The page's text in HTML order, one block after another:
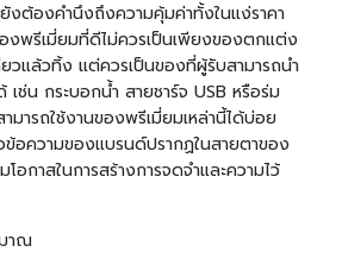
งต้องคำนึงถึงความคุ้มค่าทั้งในแง่ราคา
งพรีเมี่ยมที่ดีไม่ควรเป็นเพียงของตกแต่ง
วแล้วทิ้ง แต่ควรเป็นของที่ผู้รับสามารถนำ
เช่น กระบอกน้ำสายชาร์จ USB หรือร่ม
ารถใช้งานของพรีเมี่ยมเหล่านี้ได้บ่อย
ข้อความของแบรนด์ปรากฏในสายตาของ
อกาสในการสร้างการจดจำและความไว้
าณ